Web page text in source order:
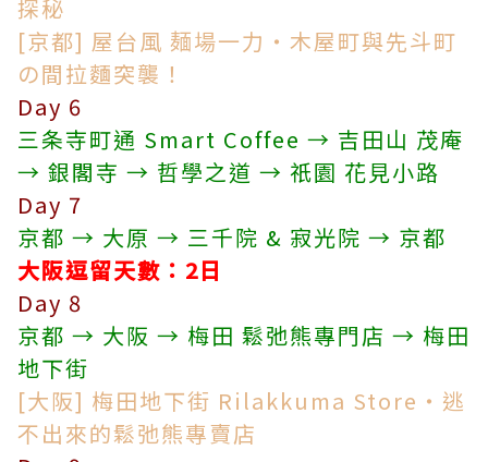
探秘
[京都] 屋台風 麺場一力・木屋町與先斗町
の間拉麵突襲！
Day 6
三条寺町通 Smart Coffee → 吉田山 茂庵
→ 銀閣寺 → 哲學之道 → 祇園 花見小路
Day 7
京都 → 大原 → 三千院 & 寂光院 → 京都
大阪逗留天數 ：2日
Day 8
京都 → 大阪 → 梅田 鬆弛熊專門店 → 梅田
地下街
[大阪] 梅田地下街 Rilakkuma Store・逃
不出來的鬆弛熊專賣店